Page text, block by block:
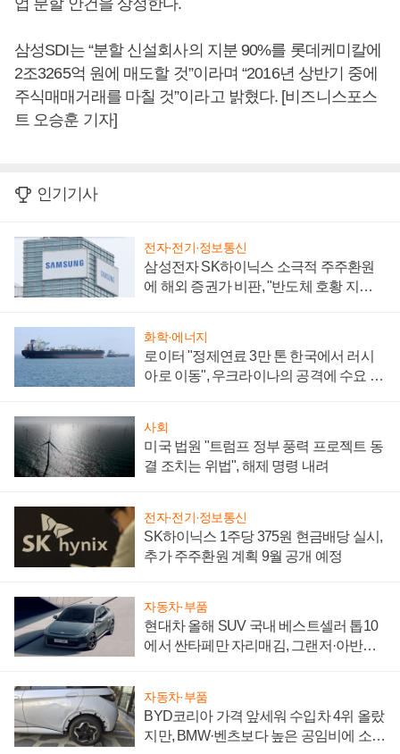
업 분할 안건을 상정한다.
삼성SDI는 “분할 신설회사의 지분 90%를 롯데케미칼에
2조3265억 원에 매도할 것”이라며 “2016년 상반기 중에
주식매매거래를 마칠 것”이라고 밝혔다. [비즈니스포스
트 오승훈 기자]
인기기사
전자·전기·정보통신
삼성전자 SK하이닉스 소극적 주주환원
에 해외 증권가 비판, "반도체 호황 지속
화학·에너지
로이터 "정제연료 3만 톤 한국에서 러시
아로 이동", 우크라이나의 공격에 수요 늘
사회
미국 법원 "트럼프 정부 풍력 프로젝트 동
결 조치는 위법", 해제 명령 내려
전자·전기·정보통신
SK하이닉스 1주당 375원 현금배당 실시,
추가 주주환원 계획 9월 공개 예정
자동차·부품
현대차 올해 SUV 국내 베스트셀러 톱10
에서 싼타페만 자리매김, 그랜저·아반떼
자동차·부품
BYD코리아 가격 앞세워 수입차 4위 올랐
지만, BMW·벤츠보다 높은 공임비에 소비